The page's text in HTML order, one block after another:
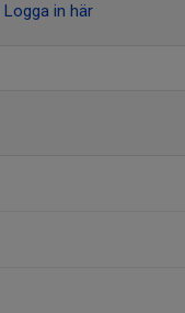
Logga in här